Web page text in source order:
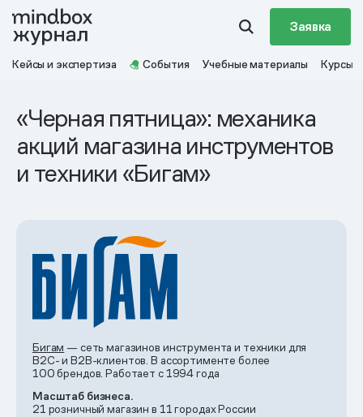
Заявка
Кейсы и экспертиза События Учебные материалы Курсы
«Черная пятница»: механика
акций магазина инструментов
и техники «Бигам»
Бигам — сеть магазинов инструмента и техники для
B2C- и B2B-клиентов. В ассортименте более
100 брендов. Работает с 1994 года
Масштаб бизнеса.
21 розничный магазин в 11 городах России